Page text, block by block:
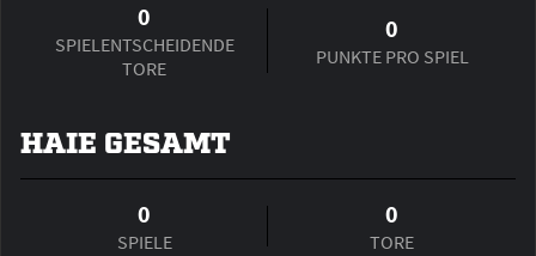
0
SPIEL­ENTSCHEIDENDE
TORE
0
PUNKTE PRO SPIEL
HAIE GESAMT
0
SPIELE
0
TORE